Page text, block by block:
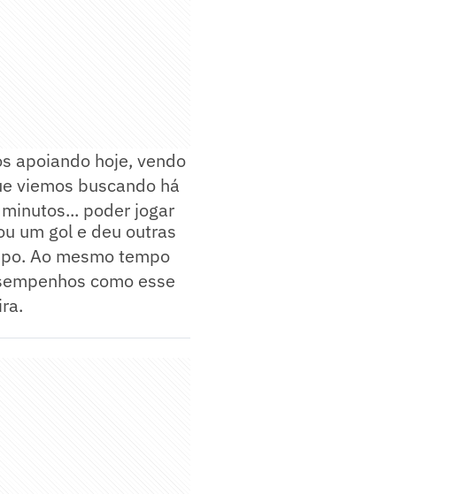
apoiando hoje, vendo
viemos buscando há
poder jogar
um gol e deu outras
Ao mesmo tempo
como esse